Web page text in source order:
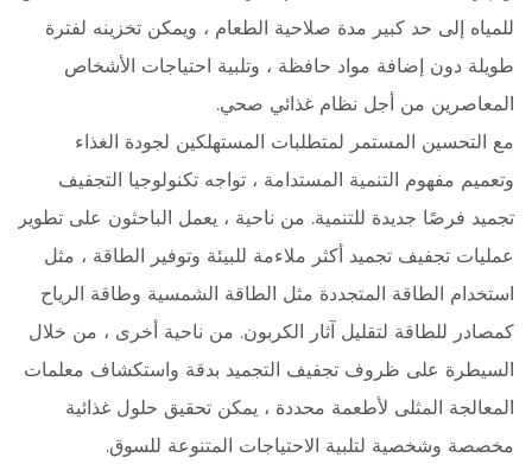
للمياه إلى حد كبير مدة صلاحية الطعام ، ويمكن تخزينه لفترة
طويلة دون إضافة مواد حافظة ، وتلبية احتياجات الأشخاص
المعاصرين من أجل نظام غذائي صحي.
مع التحسين المستمر لمتطلبات المستهلكين لجودة الغذاء
وتعميم مفهوم التنمية المستدامة ، تواجه تكنولوجيا التجفيف
تجميد فرصًا جديدة للتنمية. من ناحية ، يعمل الباحثون على تطوير
عمليات تجفيف تجميد أكثر ملاءمة للبيئة وتوفير الطاقة ، مثل
استخدام الطاقة المتجددة مثل الطاقة الشمسية وطاقة الرياح
كمصادر للطاقة لتقليل آثار الكربون. من ناحية أخرى ، من خلال
السيطرة على ظروف تجفيف التجميد بدقة واستكشاف معلمات
المعالجة المثلى لأطعمة محددة ، يمكن تحقيق حلول غذائية
مخصصة وشخصية لتلبية الاحتياجات المتنوعة للسوق.